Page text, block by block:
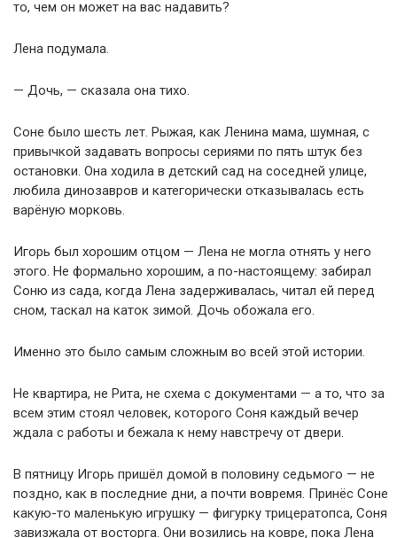
то, чем он может на вас надавить?
Лена подумала.
— Дочь, — сказала она тихо.
Соне было шесть лет. Рыжая, как Ленина мама, шумная, с
привычкой задавать вопросы сериями по пять штук без
остановки. Она ходила в детский сад на соседней улице,
любила динозавров и категорически отказывалась есть
варёную морковь.
Игорь был хорошим отцом — Лена не могла отнять у него
этого. Не формально хорошим, а по-настоящему: забирал
Соню из сада, когда Лена задерживалась, читал ей перед
сном, таскал на каток зимой. Дочь обожала его.
Именно это было самым сложным во всей этой истории.
Не квартира, не Рита, не схема с документами — а то, что за
всем этим стоял человек, которого Соня каждый вечер
ждала с работы и бежала к нему навстречу от двери.
В пятницу Игорь пришёл домой в половину седьмого — не
поздно, как в последние дни, а почти вовремя. Принёс Соне
какую-то маленькую игрушку — фигурку трицератопса, Соня
завизжала от восторга. Они возились на ковре, пока Лена